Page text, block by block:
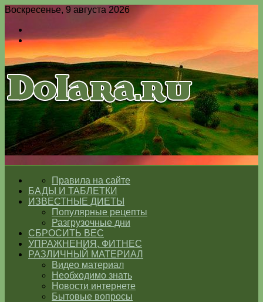
Воскресенье, 9 августа 2026
Switch
skin
Меню
Switch
ГЛАВНАЯПравила на сайте
БАДЫ И ТАБЛЕТКИ
ИЗВЕСТНЫЕ ДИЕТЫ
Популярные рецепты
Разгрузочные дни
СБРОСИТЬ ВЕС
УПРАЖНЕНИЯ, ФИТНЕС
РАЗЛИЧНЫЙ МАТЕРИАЛ
Видео материал
Необходимо знать
Новости интернете
Бытовые вопросы